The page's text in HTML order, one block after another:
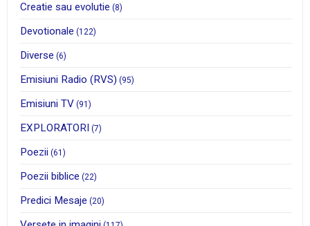
Creatie sau evolutie (8)
Devotionale (122)
Diverse (6)
Emisiuni Radio (RVS) (95)
Emisiuni TV (91)
EXPLORATORI (7)
Poezii (61)
Poezii biblice (22)
Predici Mesaje (20)